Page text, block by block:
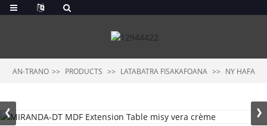
AN-TRANO PRODUCTS LATABATRA FISAKAFOANA NY HAFA